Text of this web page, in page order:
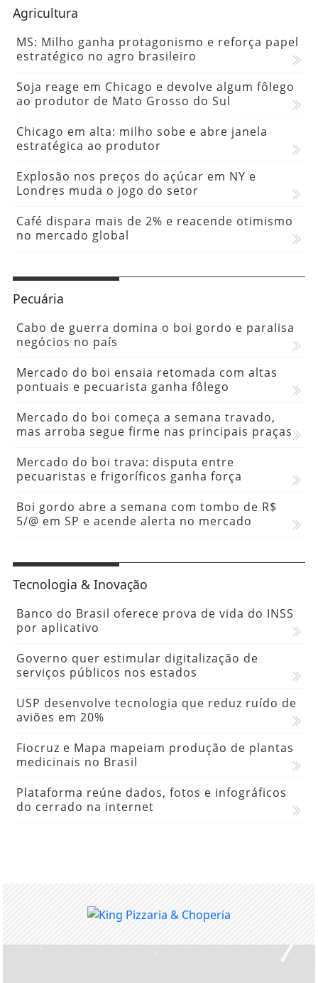
Agricultura
MS: Milho ganha protagonismo e reforça papel
estratégico no agro brasileiro
Soja reage em Chicago e devolve algum fôlego
ao produtor de Mato Grosso do Sul
Chicago em alta: milho sobe e abre janela
estratégica ao produtor
Explosão nos preços do açúcar em NY e
Londres muda o jogo do setor
Café dispara mais de 2% e reacende otimismo
no mercado global
Pecuária
Cabo de guerra domina o boi gordo e paralisa
negócios no país
Mercado do boi ensaia retomada com altas
pontuais e pecuarista ganha fôlego
Mercado do boi começa a semana travado,
mas arroba segue firme nas principais praças
Mercado do boi trava: disputa entre
pecuaristas e frigoríficos ganha força
Boi gordo abre a semana com tombo de R$
5/@ em SP e acende alerta no mercado
Tecnologia & Inovação
Banco do Brasil oferece prova de vida do INSS
por aplicativo
Governo quer estimular digitalização de
serviços públicos nos estados
USP desenvolve tecnologia que reduz ruído de
aviões em 20%
Fiocruz e Mapa mapeiam produção de plantas
medicinais no Brasil
Plataforma reúne dados, fotos e infográficos
do cerrado na internet